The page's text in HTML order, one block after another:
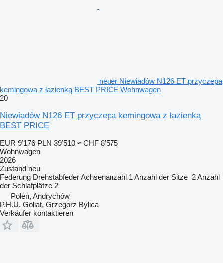
neuer Niewiadów N126 ET przyczepa
kemingowa z łazienką BEST PRICE Wohnwagen
20
Niewiadów N126 ET przyczepa kemingowa z łazienką
BEST PRICE
EUR 9’176 PLN 39’510 ≈ CHF 8’575
Wohnwagen
2026
Zustand neu
Federung DrehstabfederAchsenanzahl 1 Anzahl der Sitze 2Anzahl
der Schlafplätze 2
Polen, Andrychów
P.H.U. Goliat, Grzegorz Bylica
Verkäufer kontaktieren